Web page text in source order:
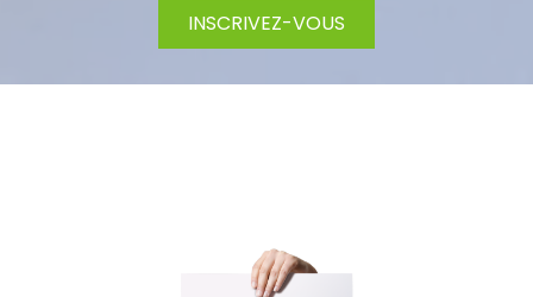
INSCRIVEZ-VOUS